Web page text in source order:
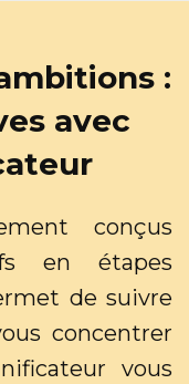
:
avec
conçus
en étapes
de suivre
concentrer
vous